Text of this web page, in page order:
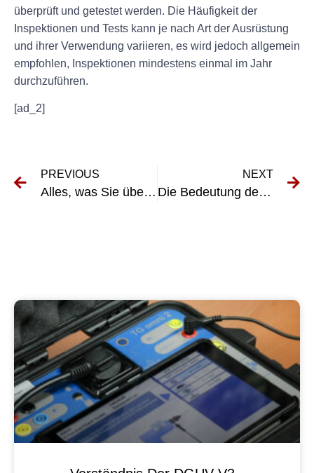
überprüft und getestet werden. Die Häufigkeit der
Inspektionen und Tests kann je nach Art der Ausrüstung
und ihrer Verwendung variieren, es wird jedoch allgemein
empfohlen, Inspektionen mindestens einmal im Jahr
durchzuführen.
[ad_2]
PREVIOUS
Alles, was Sie über UVV Tore wissen müssen: Vorteile und Einsatzmöglichkeiten
NEXT
Die Bedeutung der UVV-Untersuchung für Firmenfahrzeuge: Was Sie wissen müssen